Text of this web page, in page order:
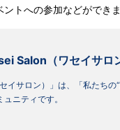
ントへの参加などができま
Salon（ワセイサロ
イサロン）」は、「私たちの
ニティです。